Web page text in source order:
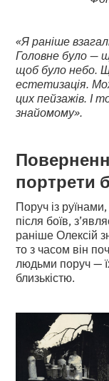
«Я раніше
Головне було —
щоб було небо.
естетизація.
цих пейзажів. І
знайомому».
портрети
Поруч із
після боїв,
раніше Олексій
то з часом він
людьми поруч —
близькістю.